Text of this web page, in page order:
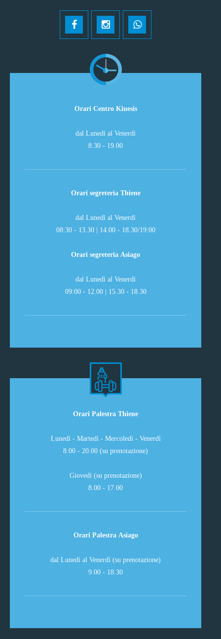
Orari Centro Kinesis
dal Lunedì al Venerdì
8.30 - 19.00
Orari segreteria Thiene
dal Lunedì al Venerdì
08:30 - 13.30 | 14.00 - 18.30/19:00
Orari segreteria Asiago
dal Lunedì al Venerdì
09:00 - 12.00 | 15.30 - 18.30
Orari Palestra Thiene
Lunedì - Martedì - Mercoledì - Venerdì
8.00 - 20.00 (su prenotazione)
Giovedì (su prenotazione)
8.00 - 17.00
Orari Palestra Asiago
dal Lunedì al Venerdì (su prenotazione)
9.00 - 18.30